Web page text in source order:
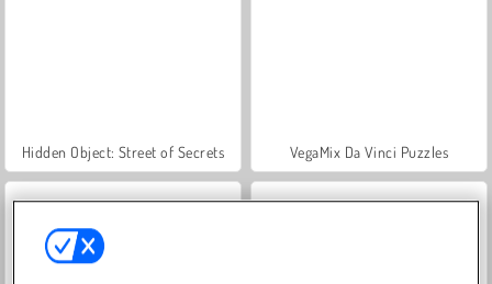
Hidden Object: Street of Secrets VegaMix Da Vinci Puzzles